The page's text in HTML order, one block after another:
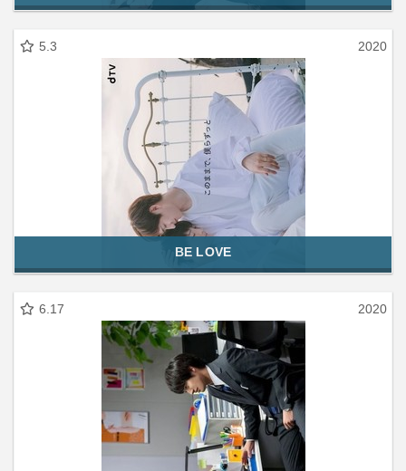
5.3 2020
BE LOVE
6.17 2020